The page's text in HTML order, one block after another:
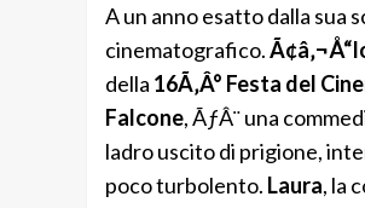
A un anno esatto dalla sua
cinematografico.
della 16Ã‚Â° Festa del
Falcone, ÃƒÂ¨ una
ladro uscito di prigione,
poco turbolento. Laura, la